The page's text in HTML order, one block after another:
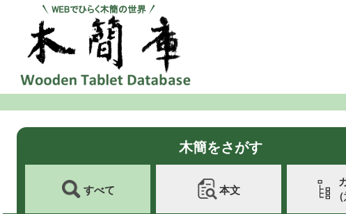
木簡をさがす
すべて 本文